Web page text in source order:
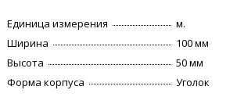
Единица измерения
м.
Ширина
100 мм
Высота
50 мм
Форма корпуса
Уголок